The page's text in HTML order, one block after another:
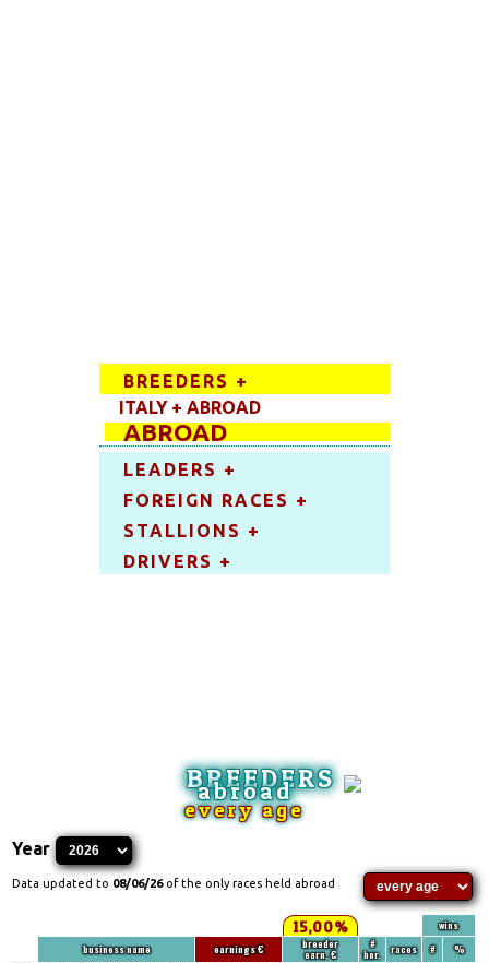
BREEDERS +
ITALY + ABROAD
ABROAD
LEADERS +
FOREIGN RACES +
STALLIONS +
DRIVERS +
BREEDERS
abroad
every age
Year
Data updated to 08/06/26of the only races held abroad
15,00%
wins
business name
earnings € breeder
earn. €
#
hor. races # %